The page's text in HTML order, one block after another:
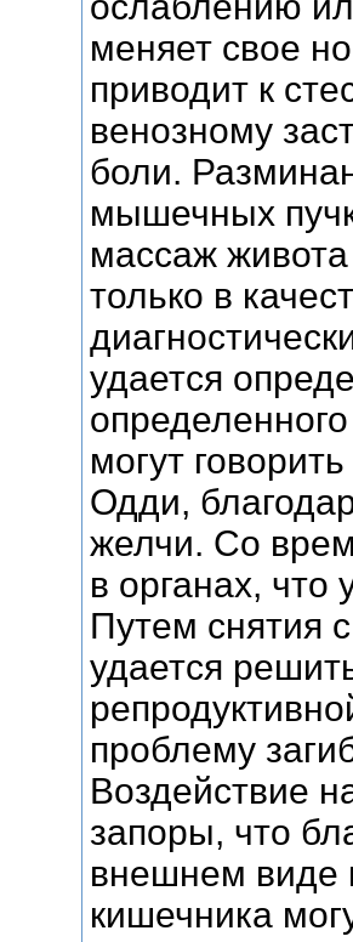
меняет свое
приводит к
венозному
боли.
мышечных
массаж
только в
удается
могут
Одди,
желчи. Со
в органах,
Путем снятия
удается
проблему
Воздействие
запоры, что
внешнем виде
кишечника